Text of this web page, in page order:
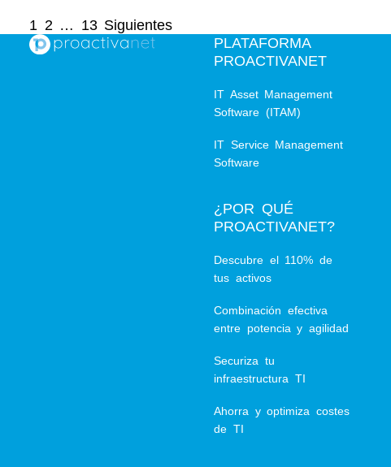
Paginación
de
1 2 … 13 Siguientes
PLATAFORMA
PROACTIVANET
IT Asset Management
Software (ITAM)
IT Service Management
Software
¿POR QUÉ
PROACTIVANET?
Descubre el 110% de
tus activos
Combinación efectiva
entre potencia y agilidad
Securiza tu
infraestructura TI
Ahorra y optimiza costes
de TI